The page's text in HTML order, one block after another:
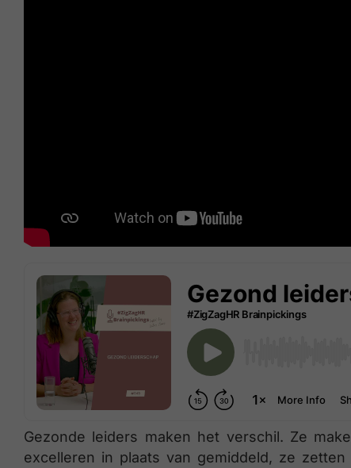
Gezonde leiders maken het verschil. Ze
excelleren in plaats van gemiddeld, ze